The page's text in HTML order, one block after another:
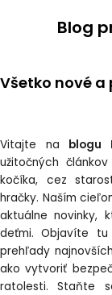
Blog
Všetko nové
Vitajte na blogu
užitočných
kočíka, cez
hračky. Naším
aktuálne novinky,
deťmi. Objavíte
prehľady
ako vytvoriť
ratolesti. Staňte